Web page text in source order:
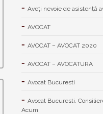
Aveţi nevoie de asistenţă
AVOCAT
AVOCAT – AVOCAT 2020
AVOCAT – AVOCATURA
Avocat Bucuresti
Avocat Bucuresti.
Acum